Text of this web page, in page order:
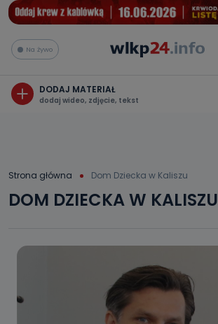
Na żywo
DODAJ MATERIAŁ
dodaj wideo, zdjęcie, tekst
Strona główna Dom Dziecka w Kaliszu
DOM DZIECKA W KALISZU